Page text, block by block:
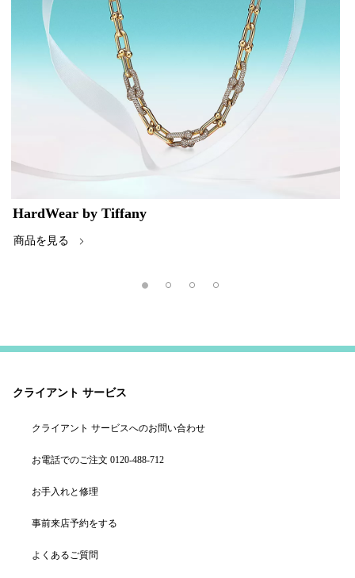
HardWear by Tiffany
商品を見る
クライアント サービス
クライアント サービスへのお問い合わせ
お電話でのご注文 0120-488-712
お手入れと修理
事前来店予約をする
よくあるご質問